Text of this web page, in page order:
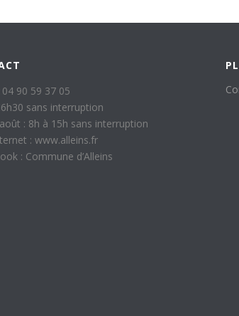
04 90 59 37 05
sans interruption
: 8h à 15h sans interruption
: www.alleins.fr
: Commune d’Alleins